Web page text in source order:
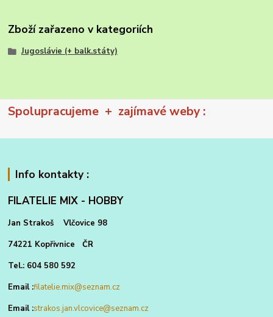
Zboží zařazeno v kategoriích
Jugoslávie (+ balk.státy)
Spolupracujeme + zajímavé weby :
Info kontakty :
FILATELIE MIX - HOBBY
Jan Strakoš Vlčovice 98
74221 Kopřivnice ČR
Tel.: 604 580 592
Email :filatelie.mix@seznam.cz
Email :strakos.jan.vlcovice@seznam.cz